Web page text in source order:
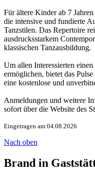
Für ältere Kinder ab 7
die intensive und fundierte
Tanzstilen. Das Repertoire
ausdrucksstarkem
klassischen Tanzausbildung.
Um allen Interessierten
ermöglichen, bietet das
eine kostenlose und
Anmeldungen und weitere
sofort über die Website des
Eingetragen am 04.08.2026
Nach oben
Brand in